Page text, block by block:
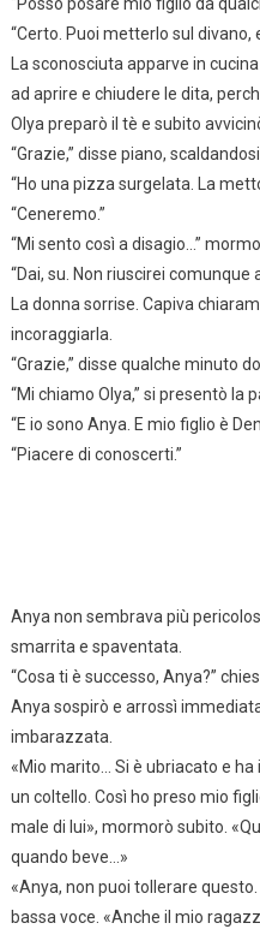
“Certo. Puoi metterlo sul divano,
La sconosciuta apparve in
ad aprire e chiudere le dita,
Olya preparò il tè e subito
“Grazie,” disse piano,
“Ho una pizza surgelata. La
“Ceneremo.”
“Mi sento così a disagio…”
“Dai, su. Non riuscirei
La donna sorrise. Capiva
incoraggiarla.
“Grazie,” disse qualche minuto
“Mi chiamo Olya,” si presentò la
“E io sono Anya. E mio figlio è
“Piacere di conoscerti.”
Anya non sembrava più
smarrita e spaventata.
“Cosa ti è successo, Anya?”
Anya sospirò e arrossì
imbarazzata.
«Mio marito… Si è ubriacato e
un coltello. Così ho preso mio
male di lui», mormorò subito.
quando beve…»
«Anya, non puoi tollerare
bassa voce. «Anche il mio